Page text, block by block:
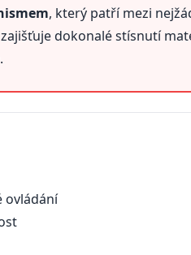
, který patří mezi
zajišťuje dokonalé stísnutí
ovládání